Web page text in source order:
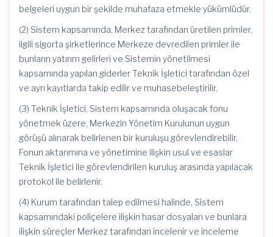
belgeleri uygun bir şekilde muhafaza etmekle yükümlüdür.
(2) Sistem kapsamında, Merkez tarafından üretilen primler,
ilgili sigorta şirketlerince Merkeze devredilen primler ile
bunların yatırım gelirleri ve Sistemin yönetilmesi
kapsamında yapılan giderler Teknik İşletici tarafından özel
ve ayrı kayıtlarda takip edilir ve muhasebeleştirilir.
(3) Teknik İşletici, Sistem kapsamında oluşacak fonu
yönetmek üzere, Merkezin Yönetim Kurulunun uygun
görüşü alınarak belirlenen bir kuruluşu görevlendirebilir.
Fonun aktarımına ve yönetimine ilişkin usul ve esaslar
Teknik İşletici ile görevlendirilen kuruluş arasında yapılacak
protokol ile belirlenir.
(4) Kurum tarafından talep edilmesi halinde, Sistem
kapsamındaki poliçelere ilişkin hasar dosyaları ve bunlara
ilişkin süreçler Merkez tarafından incelenir ve inceleme